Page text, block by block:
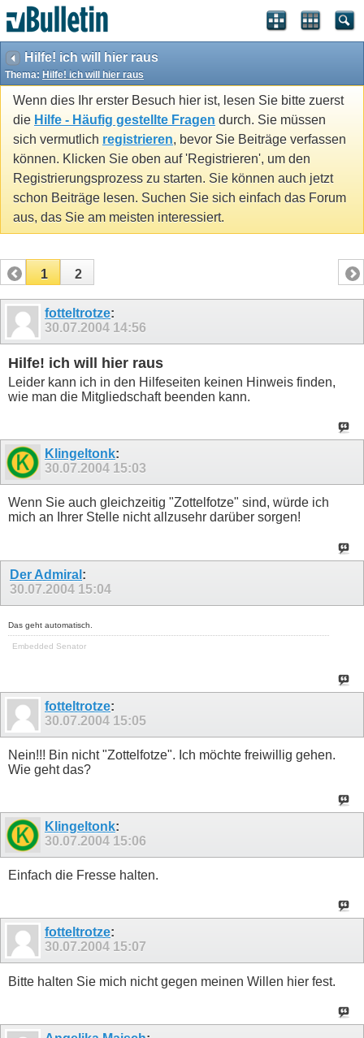
Hilfe! ich will hier raus
Thema: Hilfe! ich will hier raus
Wenn dies Ihr erster Besuch hier ist, lesen Sie bitte zuerst
die Hilfe - Häufig gestellte Fragen durch. Sie müssen
sich vermutlich registrieren, bevor Sie Beiträge verfassen
können. Klicken Sie oben auf 'Registrieren', um den
Registrierungsprozess zu starten. Sie können auch jetzt
schon Beiträge lesen. Suchen Sie sich einfach das Forum
aus, das Sie am meisten interessiert.
1 2
fotteltrotze:
30.07.2004 14:56
Hilfe! ich will hier raus
Leider kann ich in den Hilfeseiten keinen Hinweis finden,
wie man die Mitgliedschaft beenden kann.
Klingeltonk:
30.07.2004 15:03
Wenn Sie auch gleichzeitig "Zottelfotze" sind, würde ich
mich an Ihrer Stelle nicht allzusehr darüber sorgen!
Der Admiral :
30.07.2004 15:04
Das geht automatisch.
Embedded Senator
fotteltrotze:
30.07.2004 15:05
Nein!!! Bin nicht "Zottelfotze". Ich möchte freiwillig gehen.
Wie geht das?
Klingeltonk:
30.07.2004 15:06
Einfach die Fresse halten.
fotteltrotze:
30.07.2004 15:07
Bitte halten Sie mich nicht gegen meinen Willen hier fest.